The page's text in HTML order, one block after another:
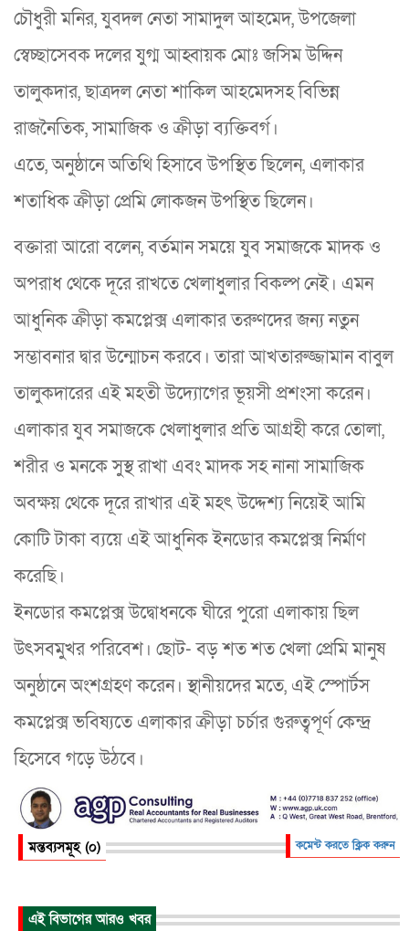
চৌধুরী মনির, যুবদল নেতা সামাদুল আহমেদ, উপজেলা
স্বেচ্ছাসেবক দলের যুগ্ম আহ্বায়ক মোঃ জসিম উদ্দিন
তালুকদার, ছাত্রদল নেতা শাকিল আহমেদসহ বিভিন্ন
রাজনৈতিক, সামাজিক ও ক্রীড়া ব্যক্তিবর্গ।
এতে, অনুষ্ঠানে অতিথি হিসাবে উপস্থিত ছিলেন, এলাকার
শতাধিক ক্রীড়া প্রেমি লোকজন উপস্থিত ছিলেন।
বক্তারা আরো বলেন, বর্তমান সময়ে যুব সমাজকে মাদক ও
অপরাধ থেকে দূরে রাখতে খেলাধুলার বিকল্প নেই। এমন
আধুনিক ক্রীড়া কমপ্লেক্স এলাকার তরুণদের জন্য নতুন
সম্ভাবনার দ্বার উন্মোচন করবে। তারা আখতারুজ্জামান বাবুল
তালুকদারের এই মহতী উদ্যোগের ভূয়সী প্রশংসা করেন।
এলাকার যুব সমাজকে খেলাধুলার প্রতি আগ্রহী করে তোলা,
শরীর ও মনকে সুস্থ রাখা এবং মাদক সহ নানা সামাজিক
অবক্ষয় থেকে দূরে রাখার এই মহৎ উদ্দেশ্য নিয়েই আমি
কোটি টাকা ব্যয়ে এই আধুনিক ইনডোর কমপ্লেক্স নির্মাণ
করেছি।
ইনডোর কমপ্লেক্স উদ্বোধনকে ঘীরে পুরো এলাকায় ছিল
উৎসবমুখর পরিবেশ। ছোট- বড় শত শত খেলা প্রেমি মানুষ
অনুষ্ঠানে অংশগ্রহণ করেন। স্থানীয়দের মতে, এই স্পোর্টস
কমপ্লেক্স ভবিষ্যতে এলাকার ক্রীড়া চর্চার গুরুত্বপূর্ণ কেন্দ্র
হিসেবে গড়ে উঠবে।
মন্তব্যসমূহ (০) কমেন্ট করতে ক্লিক করুন
এই বিভাগের আরও খবর